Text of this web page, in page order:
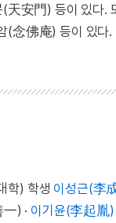
天安門) 등이 있다.
(念佛庵) 등이 있다.
학) 학생 이성근(李
) · 이기윤(李起胤)